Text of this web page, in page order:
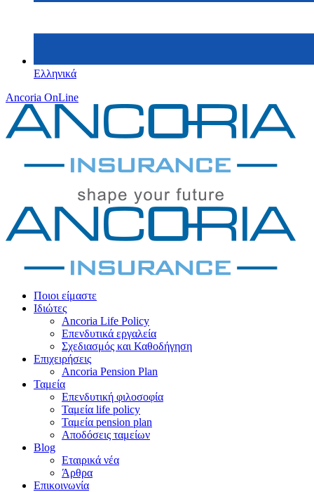
Ελληνικά
Ancoria OnLine
Ποιοι είμαστε
Ιδιώτες
Ancoria Life Policy
Επενδυτικά εργαλεία
Σχεδιασμός και Καθοδήγηση
Επιχειρήσεις
Ancoria Pension Plan
Ταμεία
Επενδυτική φιλοσοφία
Ταμεία life policy
Ταμεία pension plan
Αποδόσεις ταμείων
Blog
Εταιρικά νέα
Άρθρα
Επικοινωνία